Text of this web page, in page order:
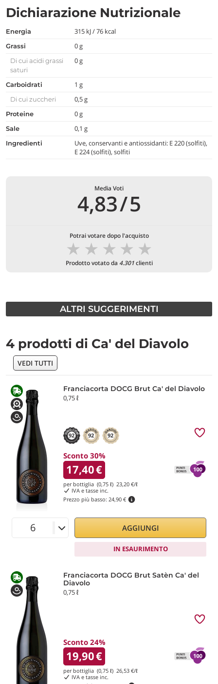
Dichiarazione Nutrizionale
Energia 315 kJ / 76 kcal
Grassi 0 g
Di cui acidi grassi
saturi
0 g
Carboidrati 1 g
Di cui zuccheri 0,5 g
Proteine 0 g
Sale 0,1 g
Ingredienti
Uve, conservanti e antiossidanti: E 220 (solfiti),
E 224 (solfiti), solfiti
Media Voti
4,83/5
Potrai votare dopo l'acquisto
★
★
★
★
★
Prodotto votato da 4.301clienti
ALTRI SUGGERIMENTI
4 prodotti di Ca' del Diavolo
VEDI TUTTI
Franciacorta DOCG Brut Ca' del Diavolo
0,75 ℓ
92 92 92
Sconto 30%
17,40€
per bottiglia (0,75 ℓ) 23,20 €/ℓ
IVA e tasse inc.
Prezzo più basso: 24,90 €
AGGIUNGI
IN ESAURIMENTO
Franciacorta DOCG Brut Satèn Ca' del
Diavolo
0,75 ℓ
Sconto 24%
19,90€
per bottiglia (0,75 ℓ) 26,53 €/ℓ
IVA e tasse inc.